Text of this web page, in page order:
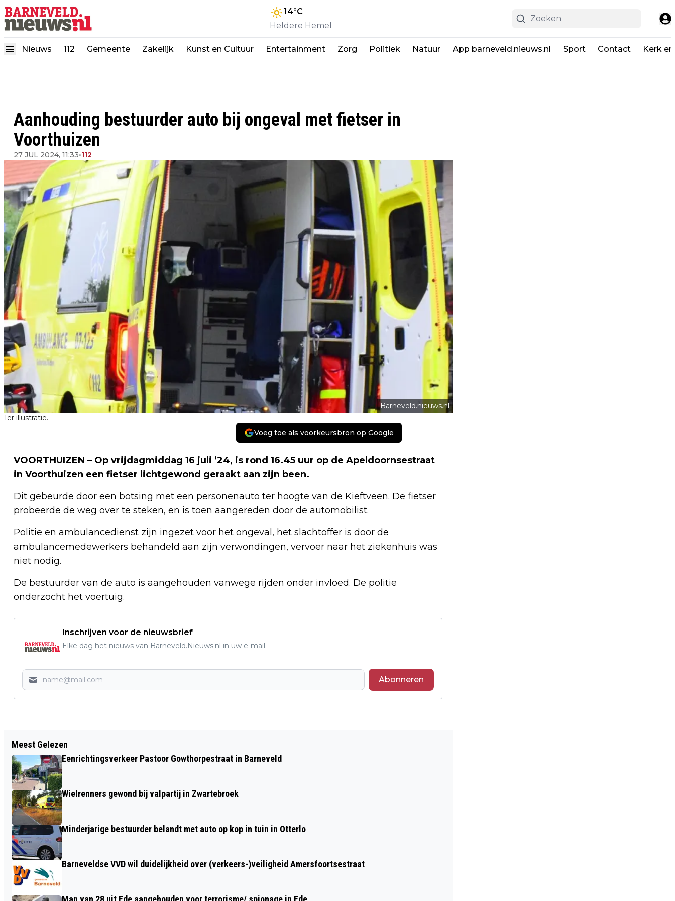
14°C
Heldere Hemel
Nieuws 112 Gemeente Zakelijk Kunst en Cultuur Entertainment Zorg Politiek Natuur App barneveld.nieuws.nl Sport Contact Kerk
Aanhouding bestuurder auto bij ongeval met fietser in
Voorthuizen
27 JUL 2024, 11:33•112
Barneveld.nieuws.nl
Ter illustratie.
Voeg toe als voorkeursbron op Google
VOORTHUIZEN – Op vrijdagmiddag 16 juli ’24, is rond 16.45 uur op de Apeldoornsestraat
in Voorthuizen een fietser lichtgewond geraakt aan zijn been.
Dit gebeurde door een botsing met een personenauto ter hoogte van de Kieftveen. De fietser
probeerde de weg over te steken, en is toen aangereden door de automobilist.
Politie en ambulancedienst zijn ingezet voor het ongeval, het slachtoffer is door de
ambulancemedewerkers behandeld aan zijn verwondingen, vervoer naar het ziekenhuis was
niet nodig.
De bestuurder van de auto is aangehouden vanwege rijden onder invloed. De politie
onderzocht het voertuig.
Inschrijven voor de nieuwsbrief
Elke dag het nieuws van Barneveld.Nieuws.nl in uw e-mail.
Abonneren
CAMPAGNE NIX18 - DEZE ZOMER IN DE
GEMEENTE BARNEVELD
BARNEVELD
Meest Gelezen
Eenrichtingsverkeer Pastoor Gowthorpestraat in Barneveld
Wielrenners gewond bij valpartij in Zwartebroek
Minderjarige bestuurder belandt met auto op kop in tuin in Otterlo
Barneveldse VVD wil duidelijkheid over (verkeers-)veiligheid Amersfoortsestraat